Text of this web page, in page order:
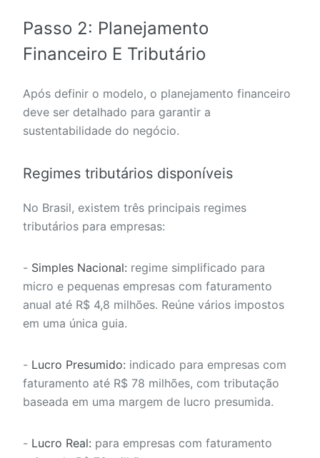
Passo 2: Planejamento
Financeiro E Tributário
Após definir o modelo, o planejamento financeiro
deve ser detalhado para garantir a
sustentabilidade do negócio.
Regimes tributários disponíveis
No Brasil, existem três principais regimes
tributários para empresas:
- Simples Nacional: regime simplificado para
micro e pequenas empresas com faturamento
anual até R$ 4,8 milhões. Reúne vários impostos
em uma única guia.
- Lucro Presumido: indicado para empresas com
faturamento até R$ 78 milhões, com tributação
baseada em uma margem de lucro presumida.
- Lucro Real: para empresas com faturamento